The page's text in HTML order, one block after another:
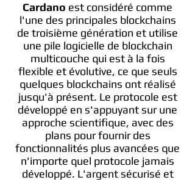
Cardano est considéré comme
l'une des principales blockchains
de troisième génération et utilise
une pile logicielle de blockchain
multicouche qui est à la fois
flexible et évolutive, ce que seuls
quelques blockchains ont réalisé
jusqu'à présent. Le protocole est
développé en s'appuyant sur une
approche scientifique, avec des
plans pour fournir des
fonctionnalités plus avancées que
n'importe quel protocole jamais
développé. L'argent sécurisé et